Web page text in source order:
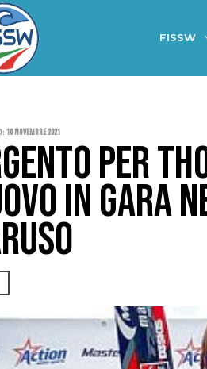
FISSW
10 Novembre 2021
PER
IN GARA